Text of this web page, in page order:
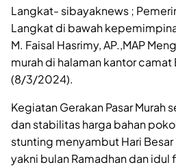
Langkat- sibayaknews ;
Langkat di bawah
M. Faisal Hasrimy, AP.,MAP
murah di halaman kantor camat
(8/3/2024).
Kegiatan Gerakan Pasar Murah
dan stabilitas harga bahan
stunting menyambut Hari
yakni bulan Ramadhan dan idul